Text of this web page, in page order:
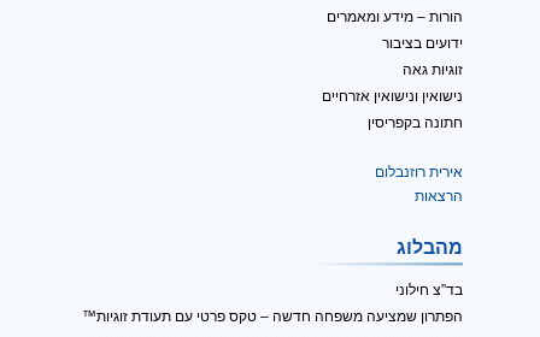
הורות – מידע ומאמרים
ידועים בציבור
זוגיות גאה
נישואין ונישואין אזרחיים
חתונה בקפריסין
אירית רוזנבלום
הרצאות
מהבלוג
בד”צ חילוני
הפתרון שמציעה משפחה חדשה – טקס פרטי עם תעודת זוגיות™